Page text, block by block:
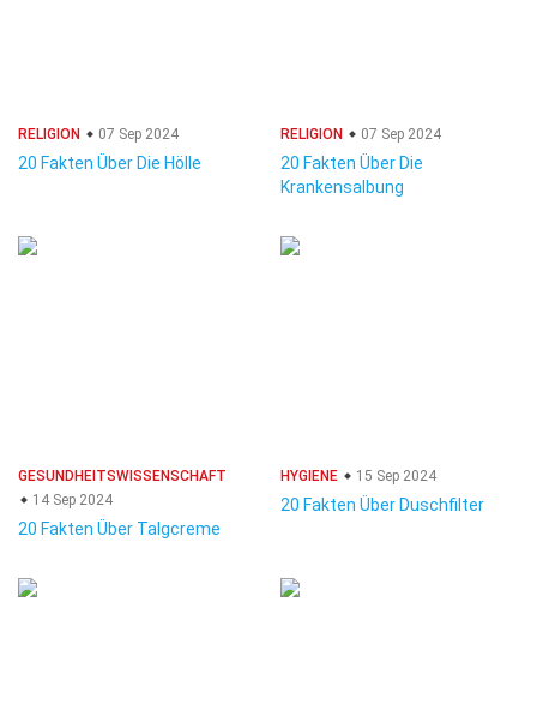
RELIGION 07 Sep 2024
20 Fakten Über Die Hölle
RELIGION 07 Sep 2024
20 Fakten Über Die
Krankensalbung
GESUNDHEITSWISSENSCHAFT
14 Sep 2024
20 Fakten Über Talgcreme
HYGIENE 15 Sep 2024
20 Fakten Über Duschfilter